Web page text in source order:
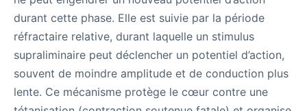
durant cette phase. Elle est suivie par la période
réfractaire relative, durant laquelle un stimulus
supraliminaire peut déclencher un potentiel d’action,
souvent de moindre amplitude et de conduction plus
lente. Ce mécanisme protège le cœur contre une